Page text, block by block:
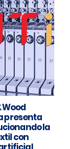
Wood
presenta
la
con